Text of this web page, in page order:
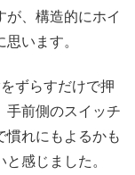
が、構造的にホイ
います。
ずらすだけで押
手前側のスイッチ
慣れにもよるかも
感じました。